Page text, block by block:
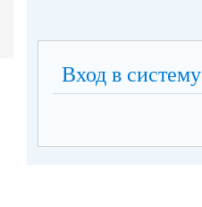
Вход в систему